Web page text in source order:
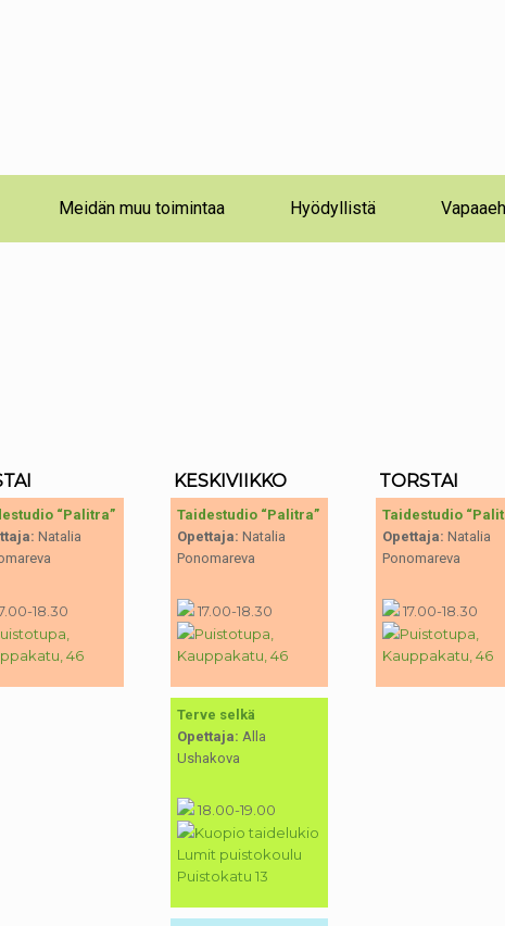
Meidän muu toimintaa Hyödyllistä
“Palitra”
Natalia
18.30
46
KESKIVIIKKO
Taidestudio “Palitra”
Opettaja: Natalia
Ponomareva
17.00-18.30
Puistotupa,
Kauppakatu, 46
Terve selkä
Opettaja: Alla
Ushakova
18.00-19.00
Kuopio taidelukio
Lumit puistokoulu
Puistokatu 13
TORSTAI
Taidestudio
Opettaja: Natalia
Ponomareva
17.00-18.30
Puistotupa,
Kauppakatu, 46